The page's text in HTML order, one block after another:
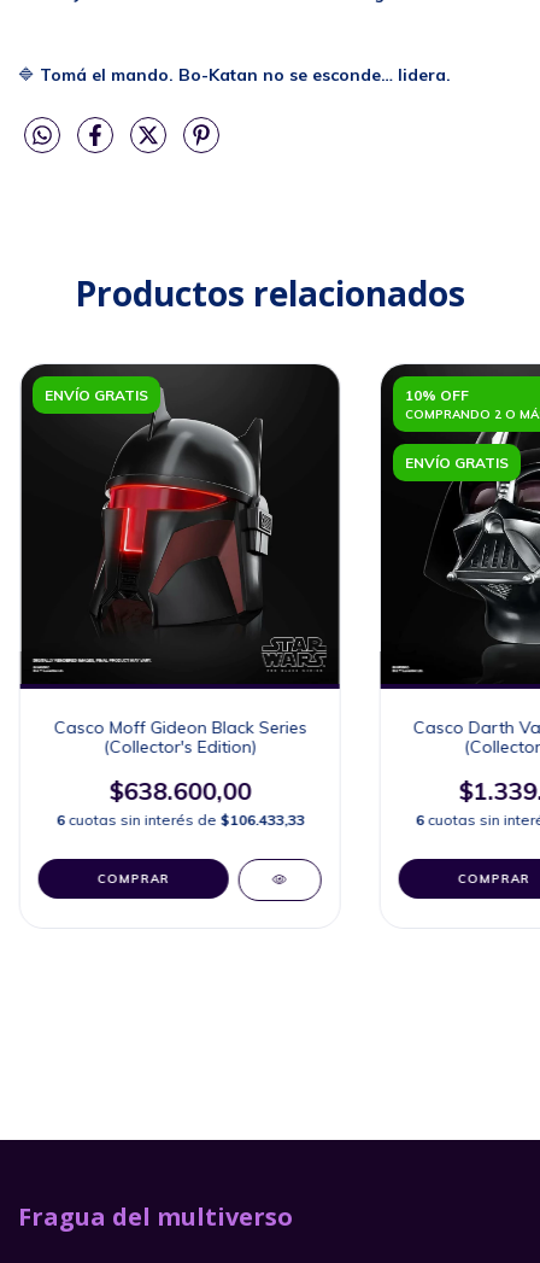
🔷 Tomá el mando. Bo-Katan no se esconde… lidera.
Productos relacionados
ENVÍO GRATIS
Casco Moff Gideon Black Series
(Collector's Edition)
$638.600,00
6 cuotas sin interés de $106.433,33
10% OFF
COMPRANDO 2 O
ENVÍO GRATIS
Casco Darth
6 cuotas sin
Fragua del multiverso